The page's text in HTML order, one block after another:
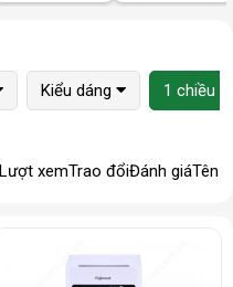
Kiểu dáng 1 chiều
Lượt xemTrao đổiĐánh giáTên